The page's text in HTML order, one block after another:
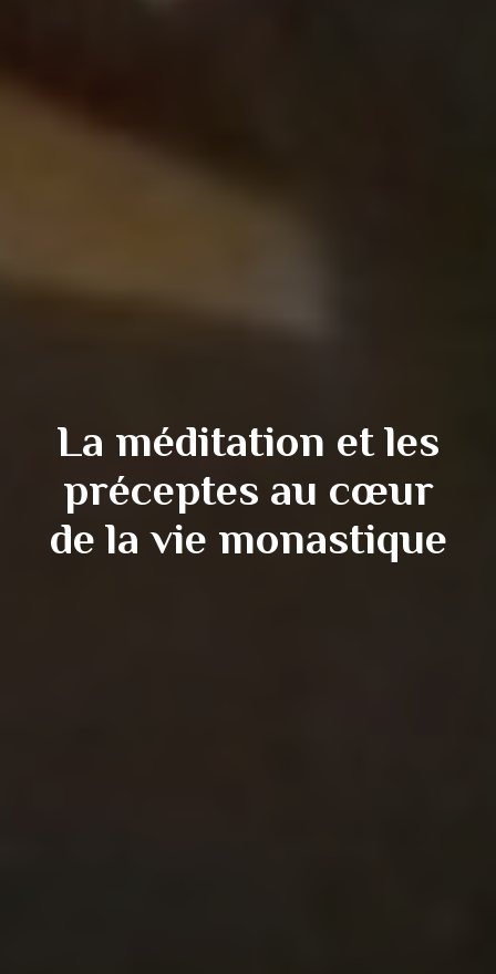
La méditation et les
préceptes au cœur
de la vie monastique